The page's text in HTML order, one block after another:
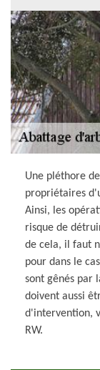
Une pléthore
propriétaires
Ainsi, les
risque de
de cela, il faut
pour dans le
sont gênés par
doivent aussi
d'intervention,
RW.